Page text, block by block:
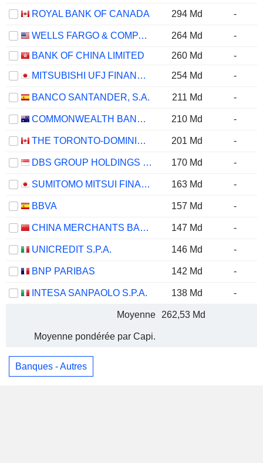
ROYAL BANK OF CANADA
294 Md -
WELLS FARGO & COMPANY 264 Md
-
BANK OF CHINA LIMITED
260 Md
-
MITSUBISHI UFJ FINANCIAL GROUP, INC.
254 Md -
BANCO SANTANDER, S.A. 211 Md -
COMMONWEALTH BANK OF AUSTRALIA 210 Md -
THE TORONTO-DOMINION BANK 201 Md -
DBS GROUP HOLDINGS LTD 170 Md -
SUMITOMO MITSUI FINANCIAL GROUP, INC. 163 Md -
BBVA 157 Md -
CHINA MERCHANTS BANK CO., LTD. 147 Md -
UNICREDIT S.P.A. 146 Md -
BNP PARIBAS 142 Md -
INTESA SANPAOLO S.P.A. 138 Md -
Moyenne 262,53 Md
Moyenne pondérée par Capi.
Banques - Autres